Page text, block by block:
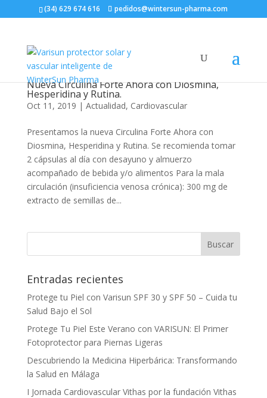
(34) 629 674 616 pedidos@wintersun-pharma.com
Nueva Circulina Forte Ahora con Diosmina,
Hesperidina y Rutina.
Oct 11, 2019 | Actualidad, Cardiovascular
Presentamos la nueva Circulina Forte Ahora con
Diosmina, Hesperidina y Rutina. Se recomienda tomar
2 cápsulas al día con desayuno y almuerzo
acompañado de bebida y/o alimentos Para la mala
circulación (insuficiencia venosa crónica): 300 mg de
extracto de semillas de...
Entradas recientes
Protege tu Piel con Varisun SPF 30 y SPF 50 – Cuida tu
Salud Bajo el Sol
Protege Tu Piel Este Verano con VARISUN: El Primer
Fotoprotector para Piernas Ligeras
Descubriendo la Medicina Hiperbárica: Transformando
la Salud en Málaga
I Jornada Cardiovascular Vithas por la fundación Vithas